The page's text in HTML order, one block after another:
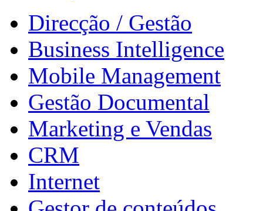
Direcção / Gestão
Business Intelligence
Mobile Management
Gestão Documental
Marketing e Vendas
CRM
Internet